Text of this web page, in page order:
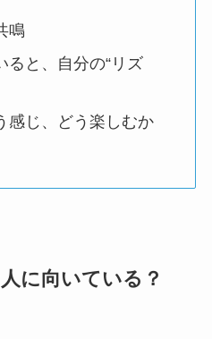
鳴
ると、自分の“リズ
感じ、どう楽しむか
に向いている？